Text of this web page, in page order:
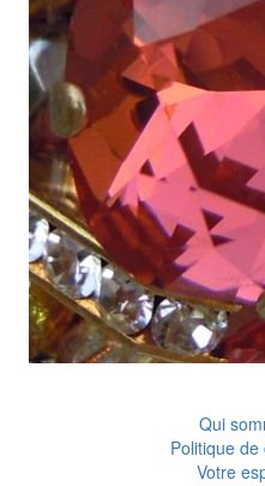
Qui
Politique
Votre